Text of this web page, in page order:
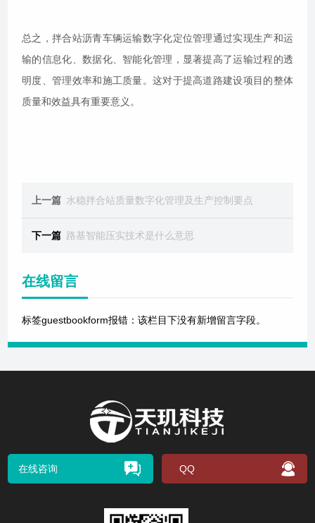
总之，拌合站沥青车辆运输数字化定位管理通过实现生产和运
输的信息化、数据化、智能化管理，显著提高了运输过程的透
明度、管理效率和施工质量。这对于提高道路建设项目的整体
质量和效益具有重要意义。
上一篇 水稳拌合站质量数字化管理及生产控制要点
下一篇 路基智能压实技术是什么意思
在线留言
标签guestbookform报错：该栏目下没有新增留言字段。
在线咨询 QQ